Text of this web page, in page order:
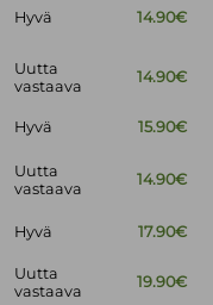
Hyvä 14.90€
Uutta
vastaava
14.90€
Hyvä 15.90€
Uutta
vastaava
14.90€
Hyvä 17.90€
Uutta
vastaava
19.90€